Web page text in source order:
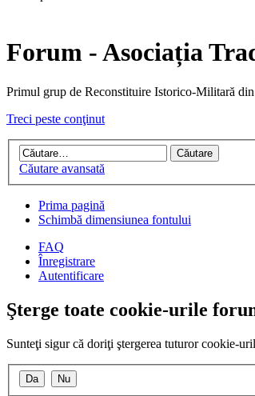
Forum - Asociația
Primul grup de Reconstituire Istorico-Militară
Treci peste conţinut
Căutare avansată
Prima pagină
Schimbă dimensiunea fontului
FAQ
Înregistrare
Autentificare
Şterge toate cookie-urile
Sunteţi sigur că doriţi ştergerea tuturor cookie-